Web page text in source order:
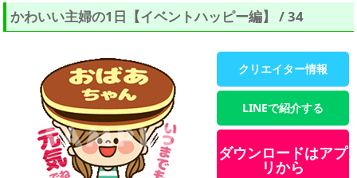
かわいい主婦の1日【イベントハッピー編】 / 34
クリエイター情報
LINEで紹介する
ダウンロードはアプ
リから